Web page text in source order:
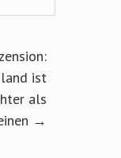
ist
als
→